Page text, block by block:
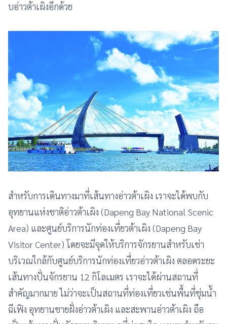
บอ่าวต้าเผิงอีกด้วย
สำหรับการเดินทางมาที่เส้นทางอ่าวต้าเผิง เราจะได้พบกับ
อุทยานแห่งชาติอ่าวต้าเผิง (Dapeng Bay National Scenic
Area) และศูนย์บริการนักท่องเที่ยวต้าเผิง (Dapeng Bay
Visitor Center) โดยจะมีจุดให้บริการจักรยานสำหรับเช่า
บริเวณใกล้กับศูนย์บริการนักท่องเที่ยวอ่าวต้าเผิง ตลอดระยะ
เส้นทางปั่นจักรยาน 12 กิโลเมตร เราจะได้ผ่านสถานที่
สำคัญมากมาย ไม่ว่าจะเป็นสถานที่ท่องเที่ยวเช่นพื้นที่ชุ่มน้ำ
ฉีเฟิง อุทยานชายฝั่งอ่าวต้าเผิง และสะพานอ่าวต้าเผิง ถือ